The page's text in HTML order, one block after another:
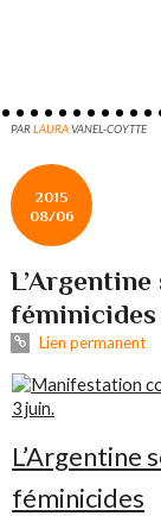
PARLAURAVANEL-COYTTE
2015
08/06
féminicides
Lien permanent
L’Argentine
féminicides